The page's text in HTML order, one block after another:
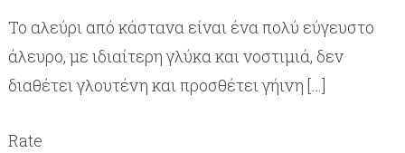
Το αλεύρι από κάστανα είναι ένα πολύ εύγευστο
άλευρο, με ιδιαίτερη γλύκα και νοστιμιά, δεν
διαθέτει γλουτένη και προσθέτει γήινη […]
Rate